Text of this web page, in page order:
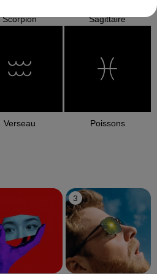
Scorpion Sagittaire
Verseau Poissons
3